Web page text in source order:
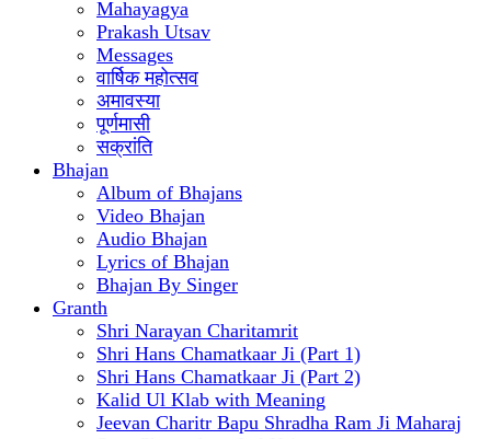
Mahayagya
Prakash Utsav
Messages
वार्षिक महोत्सव
अमावस्या
पूर्णमासी
सक्रांति
Bhajan
Album of Bhajans
Video Bhajan
Audio Bhajan
Lyrics of Bhajan
Bhajan By Singer
Granth
Shri Narayan Charitamrit
Shri Hans Chamatkaar Ji (Part 1)
Shri Hans Chamatkaar Ji (Part 2)
Kalid Ul Klab with Meaning
Jeevan Charitr Bapu Shradha Ram Ji Maharaj